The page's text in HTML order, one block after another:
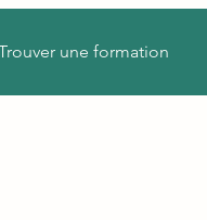
une formation